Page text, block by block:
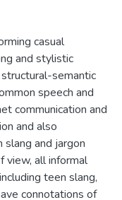
casual
and stylistic
semantic
speech and
communication and
and also
and jargon
view, all informal
teen slang,
connotations of